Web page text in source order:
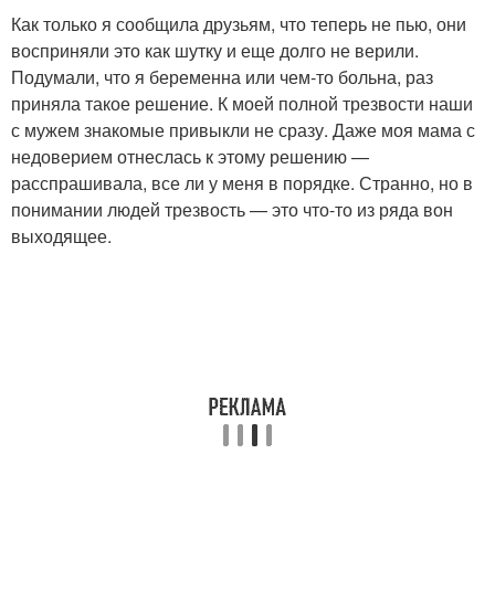
Как только я сообщила друзьям, что теперь не пью, они
восприняли это как шутку и еще долго не верили.
Подумали, что я беременна или чем-то больна, раз
приняла такое решение. К моей полной трезвости наши
с мужем знакомые привыкли не сразу. Даже моя мама с
недоверием отнеслась к этому решению —
расспрашивала, все ли у меня в порядке. Странно, но в
понимании людей трезвость — это что-то из ряда вон
выходящее.